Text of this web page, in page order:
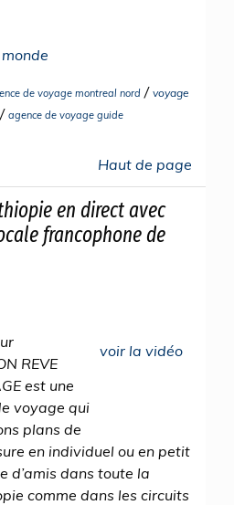
de voyage montreal nord / voyage
/ agence de voyage guide
Haut de page
en direct avec
francophone de
voir la vidéo
REVE
est une
voyage qui
plans de
en individuel ou en petit
d’amis dans toute la
comme dans les circuits